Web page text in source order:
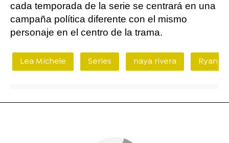
cada temporada de la serie se centrará en una
campaña política diferente con el mismo
personaje en el centro de la trama.
Lea Michele Series naya rivera Ryan